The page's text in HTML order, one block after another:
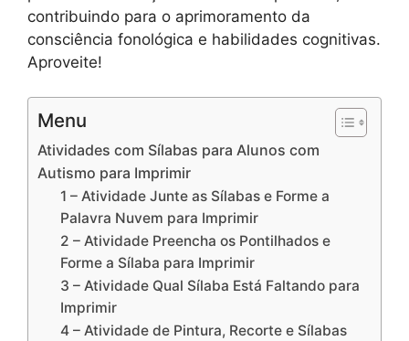
contribuindo para o aprimoramento da
consciência fonológica e habilidades cognitivas.
Aproveite!
Menu
Atividades com Sílabas para Alunos com
Autismo para Imprimir
1 – Atividade Junte as Sílabas e Forme a
Palavra Nuvem para Imprimir
2 – Atividade Preencha os Pontilhados e
Forme a Sílaba para Imprimir
3 – Atividade Qual Sílaba Está Faltando para
Imprimir
4 – Atividade de Pintura, Recorte e Sílabas